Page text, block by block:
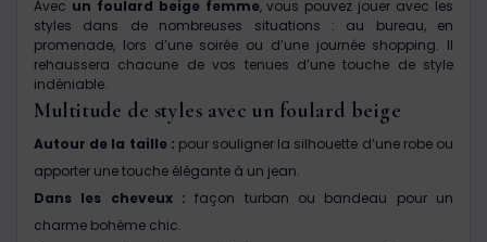
Avec un foulard beige femme, vous pouvez jouer avec les
styles dans de nombreuses situations : au bureau, en
promenade, lors d’une soirée ou d’une journée shopping. Il
rehaussera chacune de vos tenues d’une touche de style
indéniable.
Multitude de styles avec un foulard beige
Autour de la taille : pour souligner la silhouette d’une robe ou
apporter une touche élégante à un jean.
Dans les cheveux : façon turban ou bandeau pour un
charme bohème chic.